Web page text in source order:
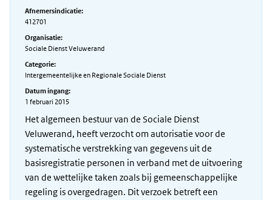
Afnemersindicatie:
412701
Organisatie:
Sociale Dienst Veluwerand
Categorie:
Intergemeentelijke en Regionale Sociale Dienst
Datum ingang:
1 februari 2015
Het algemeen bestuur van de Sociale Dienst
Veluwerand, heeft verzocht om autorisatie voor de
systematische verstrekking van gegevens uit de
basisregistratie personen in verband met de uitvoering
van de wettelijke taken zoals bij gemeenschappelijke
regeling is overgedragen. Dit verzoek betreft een